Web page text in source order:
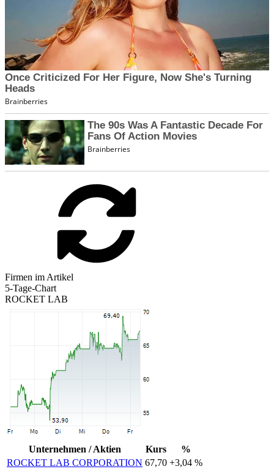
Firmen im Artikel
5-Tage-Chart
ROCKET LAB
Unternehmen / Aktien Kurs
%
ROCKET LAB CORPORATION 67,70 +3,04 %